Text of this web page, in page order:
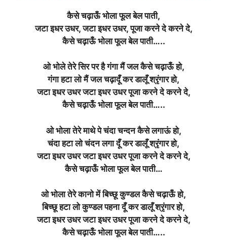
कैसे चढ़ाऊँ भोला फूल बेल पाती,
जटा इधर उधर, जटा इधर उधर, पूजा करने दे करने दे,
कैसे चढ़ाऊँ भोला फूल बेल पाती…..
ओ भोले तेरे सिर पर है गंगा मैं जल कैसे चढ़ाऊँ हो,
गंगा हटा लो मैं जल चढ़ादूँ कर डालूँ श्रृंगार हो,
जटा इधर उधर जटा इधर उधर पूजा करने दे करने दे,
कैसे चढ़ाऊँ भोला फूल बेल पाती…..
ओ भोला तेरे माथे पे चंदा चन्दन कैसे लगाऊं हो,
चंदा हटा लो चंदन लगा दूँ कर डालूँ श्रृंगार हो,
जटा इधर उधर जटा इधर उधर पूजा करने दे करने दे,
कैसे चढ़ाऊँ भोला फूल बेल पाती…
ओ भोला तेरे कानो में बिच्छू कुण्डल कैसे चढ़ाऊँ हो,
बिच्छू हटा लो कुण्डल पहना दूँ कर डालूँ श्रृंगार हो,
जटा इधर उधर जटा इधर उधर पूजा करने दे करने दे,
कैसे चढ़ाऊँ भोला फूल बेल पाती…..